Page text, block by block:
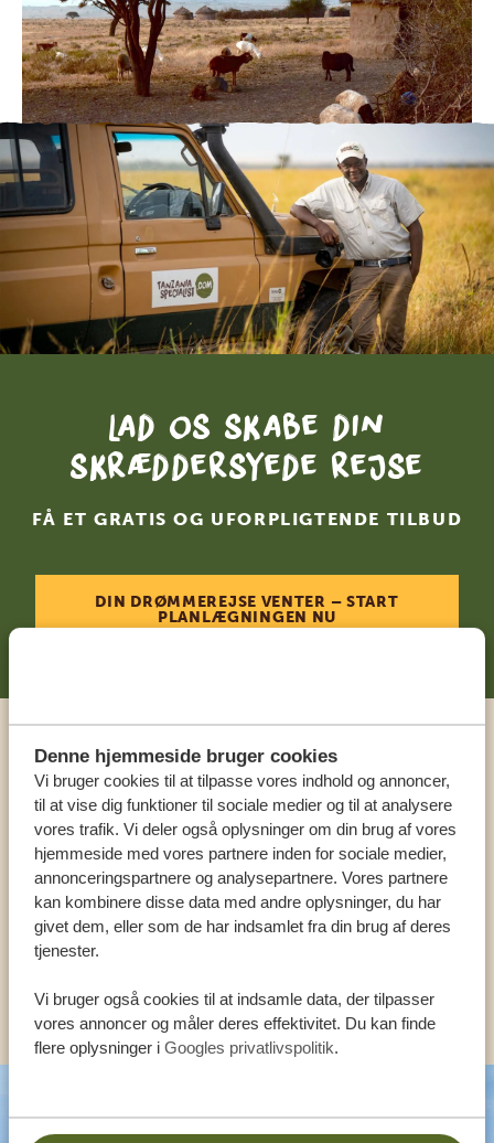
Denne hjemmeside bruger cookies
Vi bruger cookies til at tilpasse vores indhold og annoncer,
til at vise dig funktioner til sociale medier og til at analysere
vores trafik. Vi deler også oplysninger om din brug af vores
hjemmeside med vores partnere inden for sociale medier,
annonceringspartnere og analysepartnere. Vores partnere
kan kombinere disse data med andre oplysninger, du har
givet dem, eller som de har indsamlet fra din brug af deres
tjenester.
Vi bruger også cookies til at indsamle data, der tilpasser
vores annoncer og måler deres effektivitet. Du kan finde
flere oplysninger i Googles privatlivspolitik.
Lad os skabe din
skræddersyede rejse
FÅ ET GRATIS OG UFORPLIGTENDE TILBUD
DIN DRØMMEREJSE VENTER – START
PLANLÆGNINGEN NU
Ring til en ekspert
VORES SPECIALISTER SIDDER KLAR TIL AT
HJÆLPE DIG
DA:+4589878233
KONTAKT OS